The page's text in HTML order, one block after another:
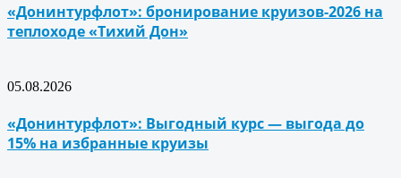
«Донинтурфлот»: бронирование круизов-2026 на
теплоходе «Тихий Дон»
05.08.2026
«Донинтурфлот»: Выгодный курс — выгода до
15% на избранные круизы